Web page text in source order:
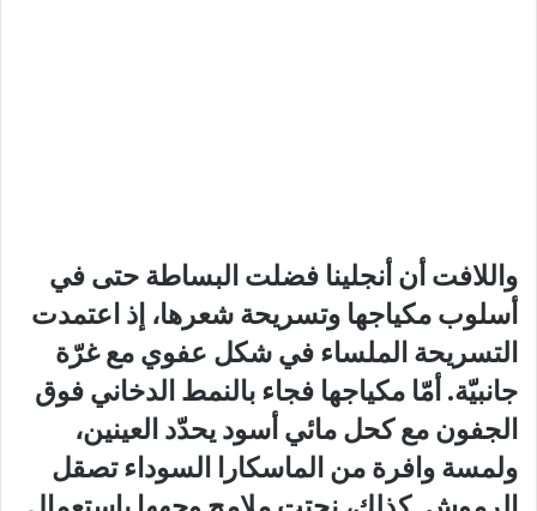
واللافت أن أنجلينا فضلت البساطة حتى في
أسلوب مكياجها وتسريحة شعرها، إذ اعتمدت
التسريحة الملساء في شكل عفوي مع غرّة
جانبيّة. أمّا مكياجها فجاء بالنمط الدخاني فوق
الجفون مع كحل مائي أسود يحدّد العينين،
ولمسة وافرة من الماسكارا السوداء تصقل